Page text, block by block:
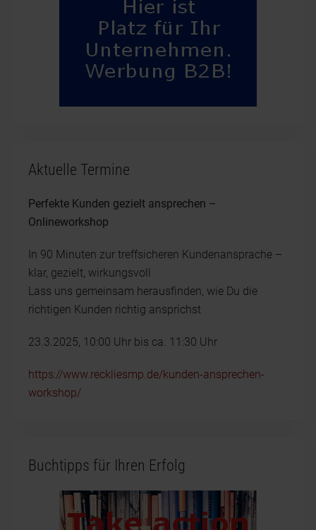
Aktuelle Termine
Perfekte Kunden gezielt ansprechen –
Onlineworkshop
In 90 Minuten zur treffsicheren Kundenansprache –
klar, gezielt, wirkungsvoll
Lass uns gemeinsam herausfinden, wie Du die
richtigen Kunden richtig ansprichst
23.3.2025, 10:00 Uhr bis ca. 11:30 Uhr
https://www.reckliesmp.de/kunden-ansprechen-
workshop/
Buchtipps für Ihren Erfolg